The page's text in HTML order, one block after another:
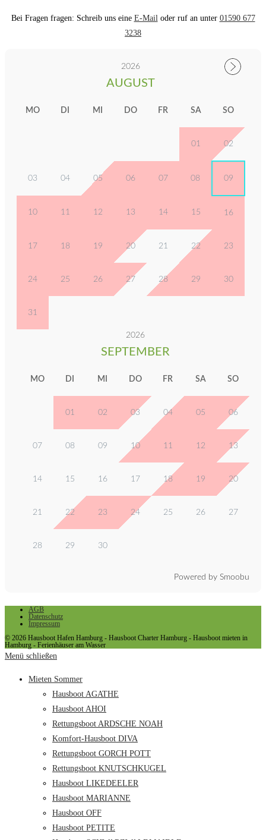
Bei Fragen fragen: Schreib uns eine E-Mail oder ruf an unter 01590 677
3238
2026
AUGUST
MO DI MI DO FR SA SO
01 02
03 04 05 06 07 08 09
10 11 12 13 14 15 16
17 18 19 20 21 22 23
24 25 26 27 28 29 30
31
2026
SEPTEMBER
MO DI MI DO FR SA SO
01 02 03 04 05 06
07 08 09 10 11 12 13
14 15 16 17 18 19 20
21 22 23 24 25 26 27
28 29 30
Powered by Smoobu
AGB
Datenschutz
Impressum
© 2026 Hausboot Hafen Hamburg - Hausboot Charter Hamburg - Hausboot mieten in
Hamburg - Ferienhäuser am Wasser
Menü schließen
Mieten Sommer
Hausboot AGATHE
Hausboot AHOI
Rettungsboot ARDSCHE NOAH
Komfort-Hausboot DIVA
Rettungsboot GORCH POTT
Rettungsboot KNUTSCHKUGEL
Hausboot LIKEDEELER
Hausboot MARIANNE
Hausboot OFF
Hausboot PETITE